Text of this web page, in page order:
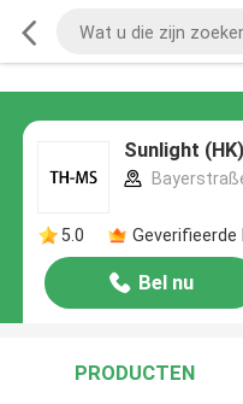
Sunlight
5.0 Geverifieerde
Bel nu
PRODUCTEN